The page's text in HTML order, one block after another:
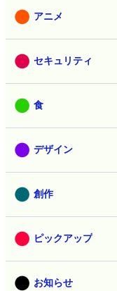
アニメ
セキュリティ
食
デザイン
創作
ピックアップ
お知らせ